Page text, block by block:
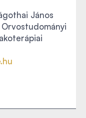
János